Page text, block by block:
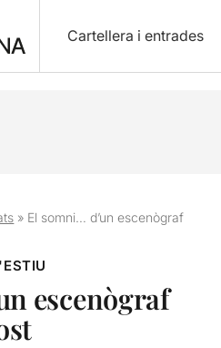
Cartellera i entrades
» El somni… d’un escenògraf
escenògraf